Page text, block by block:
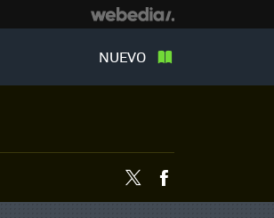
NUEVO
Twitter